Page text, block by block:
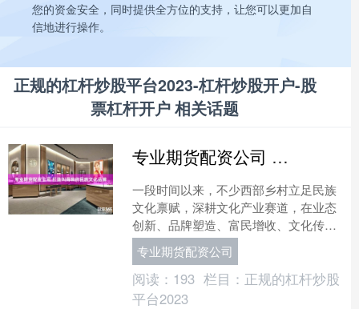
您的资金安全，同时提供全方位的支持，让您可以更加自
信地进行操作。
正规的杠杆炒股平台2023-杠杆炒股开户-股
票杠杆开户 相关话题
专业期货配资公司 打造叫得响的民族文化品牌
一段时间以来，不少西部乡村立足民族
文化禀赋，深耕文化产业赛道，在业态
创新、品牌塑造、富民增收、文化传承
等方面取得显著成效。一些地方走出了
文化赋能、产业兴村的特色....
专业期货配资公司
阅读： 193 栏目： 正规的杠杆炒股
平台2023